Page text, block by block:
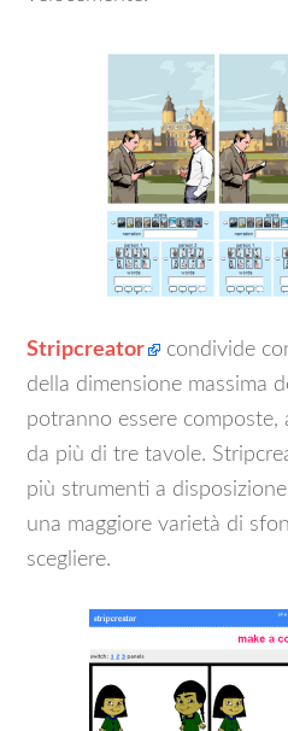
Stripcreator
condivide
della dimensione massima
potranno essere composte,
da più di tre tavole.
più strumenti a
una maggiore varietà di
scegliere.